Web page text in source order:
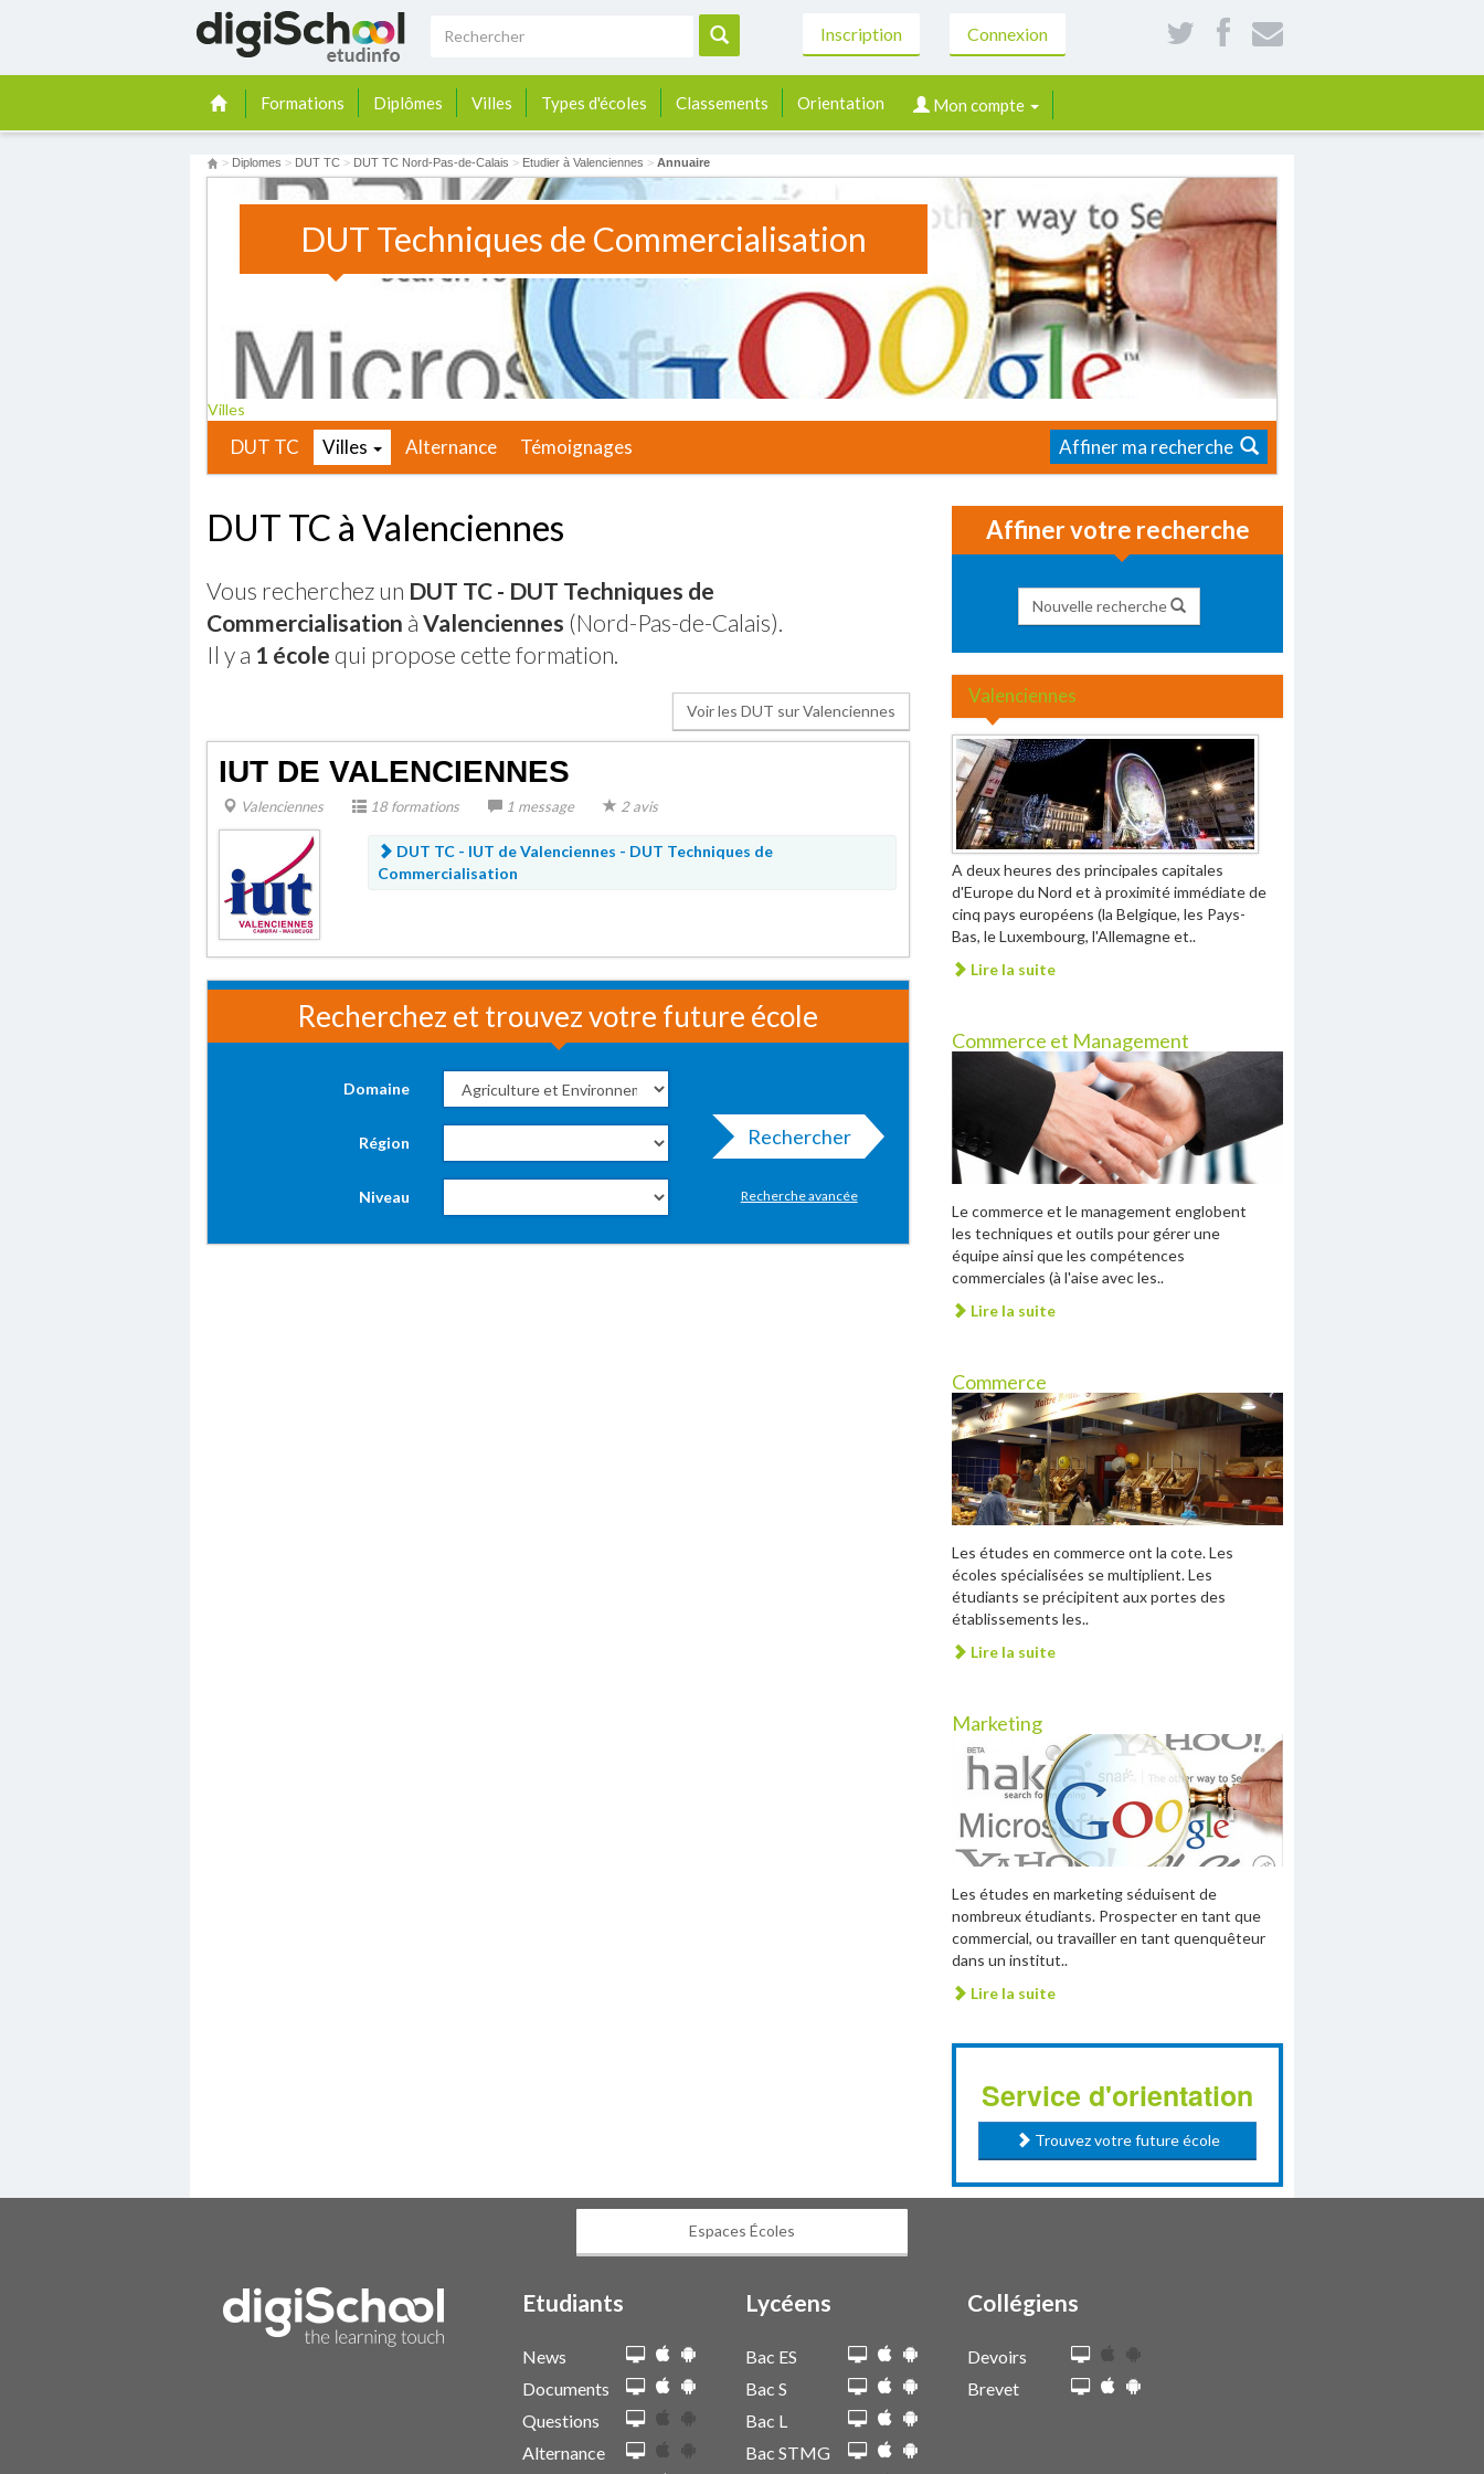
Inscription Connexion
Formations Diplômes Villes Types d'écoles Classements Orientation Mon compte
> Diplomes > DUT TC > DUT TC Nord-Pas-de-Calais > Etudier à Valenciennes > Annuaire
DUT Techniques de Commercialisation
Villes
DUT TC Villes Alternance Témoignages Affiner ma recherche
DUT TC à Valenciennes
Vous recherchez un DUT TC - DUT Techniques de
Commercialisation à Valenciennes (Nord-Pas-de-Calais).
Il y a 1 école qui propose cette formation.
Voir les DUT sur Valenciennes
IUT DE VALENCIENNES
Valenciennes 18 formations 1 message 2 avis
DUT TC - IUT de Valenciennes - DUT Techniques de
Commercialisation
Recherchez et trouvez votre future école
Domaine
Région
Niveau
Rechercher
Recherche avancée
Affiner votre recherche
Nouvelle recherche
Valenciennes
A deux heures des principales capitales
d'Europe du Nord et à proximité immédiate de
cinq pays européens (la Belgique, les Pays-
Bas, le Luxembourg, l'Allemagne et..
Lire la suite
Commerce et Management
Le commerce et le management englobent
les techniques et outils pour gérer une
équipe ainsi que les compétences
commerciales (à l'aise avec les..
Lire la suite
Commerce
Les études en commerce ont la cote. Les
écoles spécialisées se multiplient. Les
étudiants se précipitent aux portes des
établissements les..
Lire la suite
Marketing
Les études en marketing séduisent de
nombreux étudiants. Prospecter en tant que
commercial, ou travailler en tant quenquêteur
dans un institut..
Lire la suite
Service d'orientation
Trouvez votre future école
Espaces Écoles
Etudiants
News
Documents
Questions
Alternance
Lycéens
Bac ES
Bac S
Bac L
Bac STMG
Collégiens
Devoirs
Brevet